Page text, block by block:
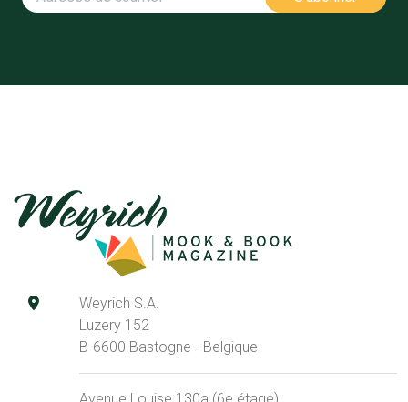
Weyrich S.A.
Luzery 152
B-6600 Bastogne - Belgique
Avenue Louise 130a (6e étage)